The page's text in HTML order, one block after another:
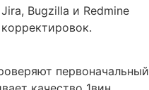
Bugzilla и Redmine
первоначальный